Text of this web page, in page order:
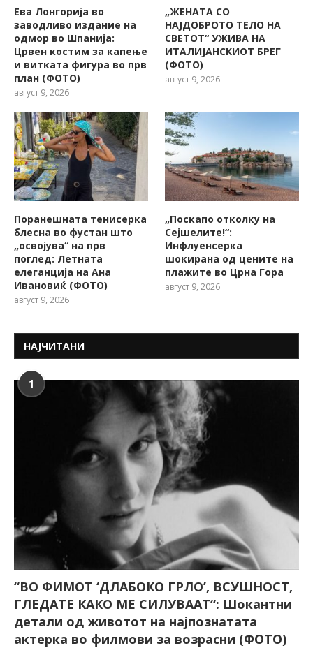
Ева Лонгорија во
заводливо издание на
одмор во Шпанија:
Црвен костим за капење
и витката фигура во прв
план (ФОТО)
август 9, 2026
„ЖЕНАТА СО
НАЈДОБРОТО ТЕЛО НА
СВЕТОТ“ УЖИВА НА
ИТАЛИЈАНСКИОТ БРЕГ
(ФОТО)
август 9, 2026
Поранешната тенисерка
блесна во фустан што
„освојува“ на прв
поглед: Летната
елеганција на Ана
Ивановиќ (ФОТО)
август 9, 2026
„Поскапо отколку на
Сејшелите!“:
Инфлуенсерка
шокирана од цените на
плажите во Црна Гора
август 9, 2026
НАЈЧИТАНИ
1
“ВО ФИМОТ ‘ДЛАБОКО ГРЛО’, ВСУШНОСТ,
ГЛЕДАТЕ КАКО МЕ СИЛУВААТ“: Шокантни
детали од животот на најпознатата
актерка во филмови за возрасни (ФОТО)